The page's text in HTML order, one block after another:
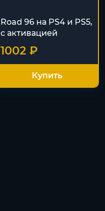
Road 96 на PS4 и PS5,
с активацией
1002 ₽
Купить